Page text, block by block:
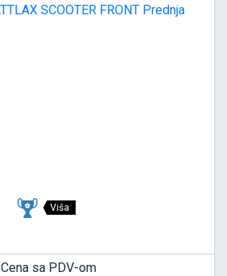
Viša
Cena sa PDV-om